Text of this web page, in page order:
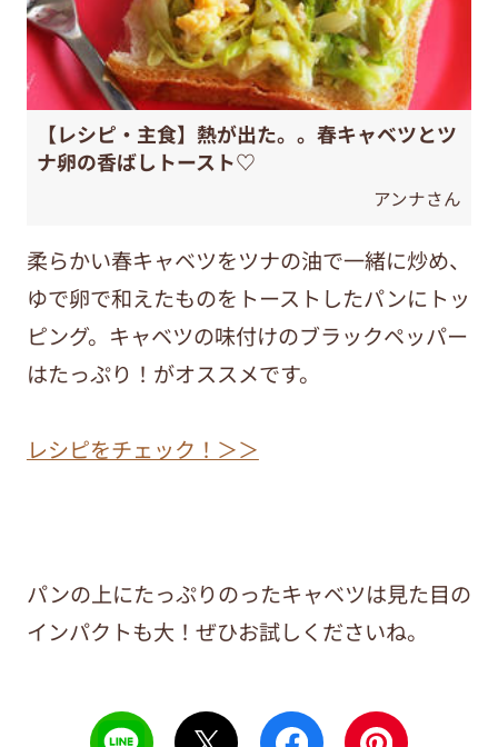
【レシピ・主食】熱が出た。。春キャベツとツ
ナ卵の香ばしトースト♡
アンナさん
柔らかい春キャベツをツナの油で一緒に炒め、
ゆで卵で和えたものをトーストしたパンにトッ
ピング。キャベツの味付けのブラックペッパー
はたっぷり！がオススメです。
レシピをチェック！＞＞
パンの上にたっぷりのったキャベツは見た目の
インパクトも大！ぜひお試しくださいね。